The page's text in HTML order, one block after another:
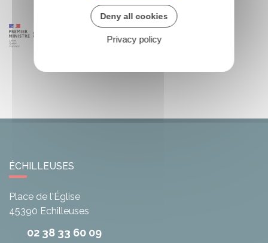
ÉCHILLEUSES
Place de l'Église
45390 Echilleuses
02 38 33 60 09
Deny all cookies
Privacy policy